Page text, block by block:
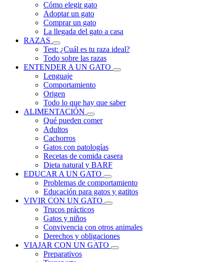
Cómo elegir gato
Adoptar un gato
Comprar un gato
La llegada del gato a casa
RAZAS
Test: ¿Cuál es tu raza ideal?
Todo sobre las razas
ENTENDER A UN GATO
Lenguaje
Comportamiento
Origen
Todo lo que hay que saber
ALIMENTACIÓN
Qué pueden comer
Adultos
Cachorros
Gatos con patologías
Recetas de comida casera
Dieta natural y BARF
EDUCAR A UN GATO
Problemas de comportamiento
Educación para gatos y gatitos
VIVIR CON UN GATO
Trucos prácticos
Gatos y niños
Convivencia con otros animales
Derechos y obligaciones
VIAJAR CON UN GATO
Preparativos